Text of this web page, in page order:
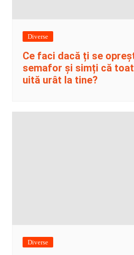
Diverse
Ce faci dacă ți se
semafor și simți că
uită urât la tine?
Diverse